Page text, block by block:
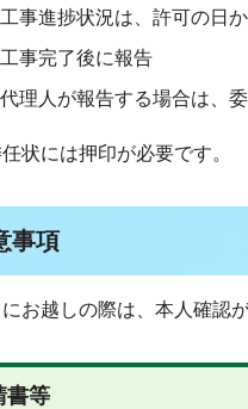
工事進捗状況は、許可の日
工事完了後に報告
代理人が報告する場合は、
状には押印が必要です。
事項
お越しの際は、本人確認
書等